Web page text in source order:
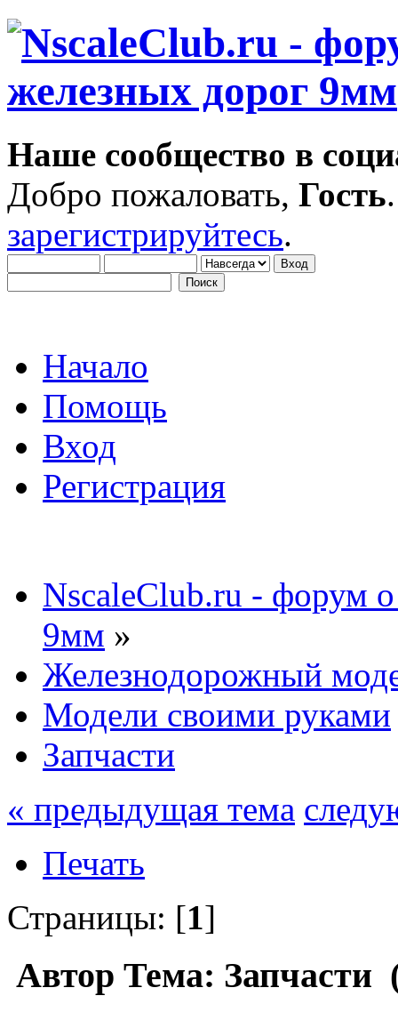
Наше сообщество в
Добро пожаловать, Гость
зарегистрируйтесь.
Начало
Помощь
Вход
Регистрация
NscaleClub.ru - форум
9мм »
Железнодорожный
Модели своими руками
Запчасти
« предыдущая тема
Печать
Страницы: [1]
Автор Тема: Запчасти